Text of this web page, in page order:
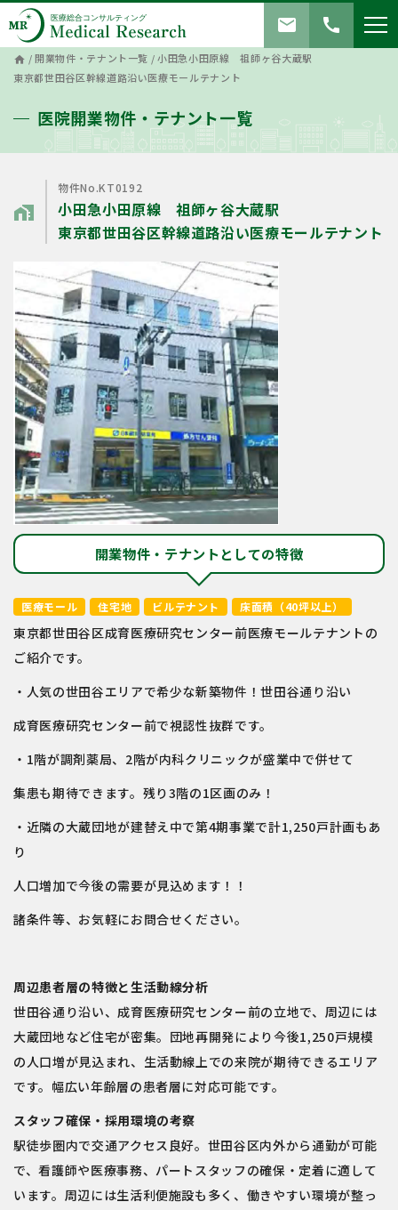
call
mail
home /開業物件・テナント一覧 /小田急小田原線 祖師ヶ谷大蔵駅
東京都世田谷区幹線道路沿い医療モールテナント
医院開業物件・テナント一覧
home_work
物件No.KT0192
小田急小田原線 祖師ヶ谷大蔵駅
東京都世田谷区幹線道路沿い医療モールテナント
開業物件・テナントとしての特徴
医療モール 住宅地 ビルテナント 床面積（40坪以上）
東京都世田谷区成育医療研究センター前医療モールテナントの
ご紹介です。
・人気の世田谷エリアで希少な新築物件！世田谷通り沿い
成育医療研究センター前で視認性抜群です。
・1階が調剤薬局、2階が内科クリニックが盛業中で併せて
集患も期待できます。残り3階の1区画のみ！
・近隣の大蔵団地が建替え中で第4期事業で計1,250戸計画もあ
り
人口増加で今後の需要が見込めます！！
諸条件等、お気軽にお問合せください。
周辺患者層の特徴と生活動線分析
世田谷通り沿い、成育医療研究センター前の立地で、周辺には
大蔵団地など住宅が密集。団地再開発により今後1,250戸規模
の人口増が見込まれ、生活動線上での来院が期待できるエリア
です。幅広い年齢層の患者層に対応可能です。
スタッフ確保・採用環境の考察
駅徒歩圏内で交通アクセス良好。世田谷区内外から通勤が可能
で、看護師や医療事務、パートスタッフの確保・定着に適して
います。周辺には生活利便施設も多く、働きやすい環境が整っ